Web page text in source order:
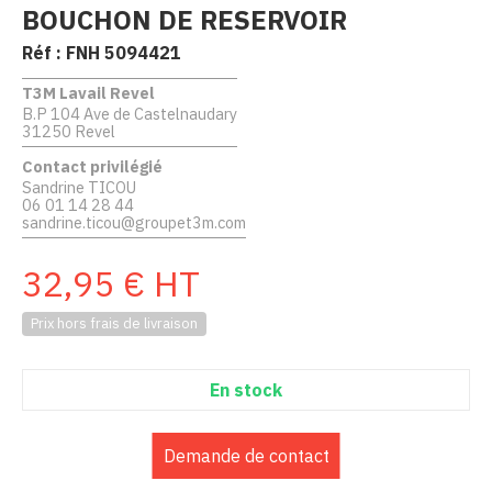
BOUCHON DE RESERVOIR
Réf : FNH 5094421
T3M Lavail Revel
B.P 104 Ave de Castelnaudary
31250 Revel
Contact privilégié
Sandrine TICOU
06 01 14 28 44
sandrine.ticou@groupet3m.com
32,95 € HT
Prix hors frais de livraison
En stock
Demande de contact